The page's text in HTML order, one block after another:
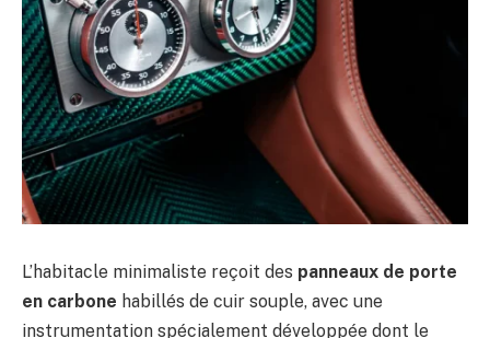
L’habitacle minimaliste reçoit des panneaux de porte
en carbone habillés de cuir souple, avec une
instrumentation spécialement développée dont le